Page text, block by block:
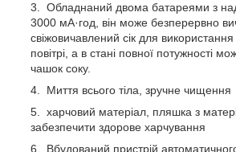
Обладнаний двома батареями з
3000 мА·год, він може безперервно
свіжовичавлений сік для
повітрі, а в стані повної потужності
чашок соку.
Миття всього тіла, зручне чищення
харчовий матеріал, пляшка з
забезпечити здорове харчування
Вбудований пристрій